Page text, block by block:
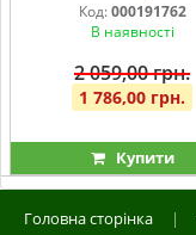
Код: 000191762
В наявності
2 059,00 грн.
1 786,00 грн.
Купити
Головна сторінка |